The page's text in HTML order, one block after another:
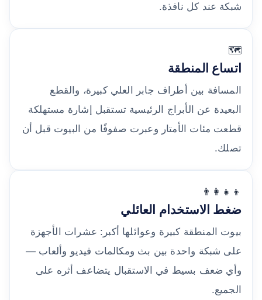
شبكة عند كل نافذة.
🗺️
اتساع المنطقة
المسافة بين أطراف جابر العلي كبيرة، والقطع
البعيدة عن الأبراج الرئيسية تستقبل إشارة مستهلكة
قطعت مئات الأمتار وعبرت صفوفًا من البيوت قبل أن
تصلك.
👨‍👩‍👧‍👦
ضغط الاستخدام العائلي
بيوت المنطقة كبيرة وعوائلها أكبر: عشرات الأجهزة
على شبكة واحدة بين بث ومكالمات فيديو وألعاب —
وأي ضعف بسيط في الاستقبال يتضاعف أثره على
الجميع.